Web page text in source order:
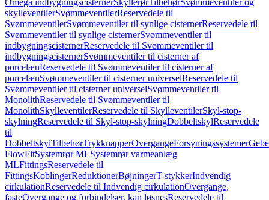
Omega indbygningscisternerSkyllerørTilbehørSvømmeventiler og
skylleventilerSvømmeventilerReservedele til
SvømmeventilerSvømmeventiler til synlige cisternerReservedele til
Svømmeventiler til synlige cisternerSvømmeventiler til
indbygningscisternerReservedele til Svømmeventiler til
indbygningscisternerSvømmeventiler til cisterner af
porcelænReservedele til Svømmeventiler til cisterner af
porcelænSvømmeventiler til cisterner universelReservedele til
Svømmeventiler til cisterner universelSvømmeventiler til
MonolithReservedele til Svømmeventiler til
MonolithSkylleventilerReservedele til SkylleventilerSkyl-stop-
skylningReservedele til Skyl-stop-skylningDobbeltskylReservedele
til
DobbeltskylTilbehørTrykknapperOvergangeForsyningssystemer
FlowFitSystemrør MLSystemrør varmeanlæg
MLFittingsReservedele til
FittingsKoblingerReduktionerBøjningerT-stykkerIndvendig
cirkulationReservedele til Indvendig cirkulationOvergange,
fasteOvergange og forbindelser, kan løsnesReservedele til